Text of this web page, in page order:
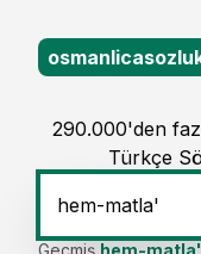
290.000'den
Türkçe
Geçmiş hem-matla'